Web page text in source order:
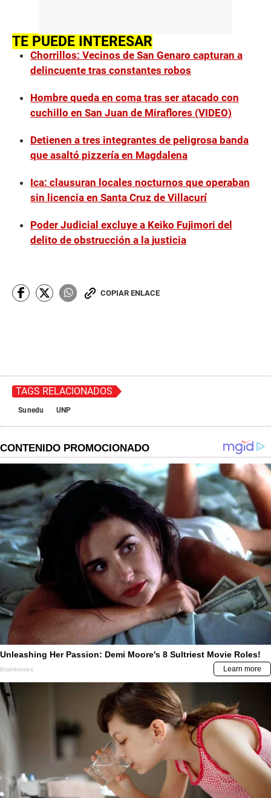
TE PUEDE INTERESAR
Chorrillos: Vecinos de San Genaro capturan a
delincuente tras constantes robos
Hombre queda en coma tras ser atacado con
cuchillo en San Juan de Miraflores (VIDEO)
Detienen a tres integrantes de peligrosa banda
que asaltó pizzería en Magdalena
Ica: clausuran locales nocturnos que operaban
sin licencia en Santa Cruz de Villacurí
Poder Judicial excluye a Keiko Fujimori del
delito de obstrucción a la justicia
COPIAR ENLACE
TAGS RELACIONADOS
Sunedu UNP